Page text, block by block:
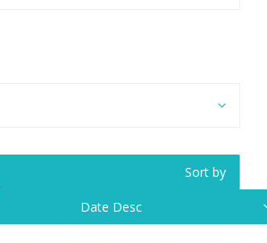
Sort by
Date Desc